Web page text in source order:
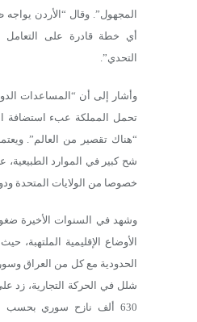
المجهول”. وقال “الأردن يواجه
أي خطة قادرة على التعامل
التحدي”.
وأشار إلى أن “المساعدات
تحمل المملكة عبء استضافة
“هناك تقصير من العالم”.
شح كبير في الموارد الطبيعية،
خصوصا من الولايات المتحدة
وشهد في السنوات الأخيرة
الأوضاع الإقليمية الملتهبة،
الحدودية مع كل من العراق
شلل في الحركة التجارية، زد
630 ألف نازح سوري بحسب